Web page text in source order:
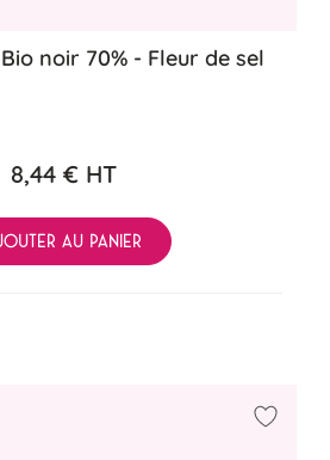
noir 70% - Fleur de sel
8,44 €HT
AU PANIER